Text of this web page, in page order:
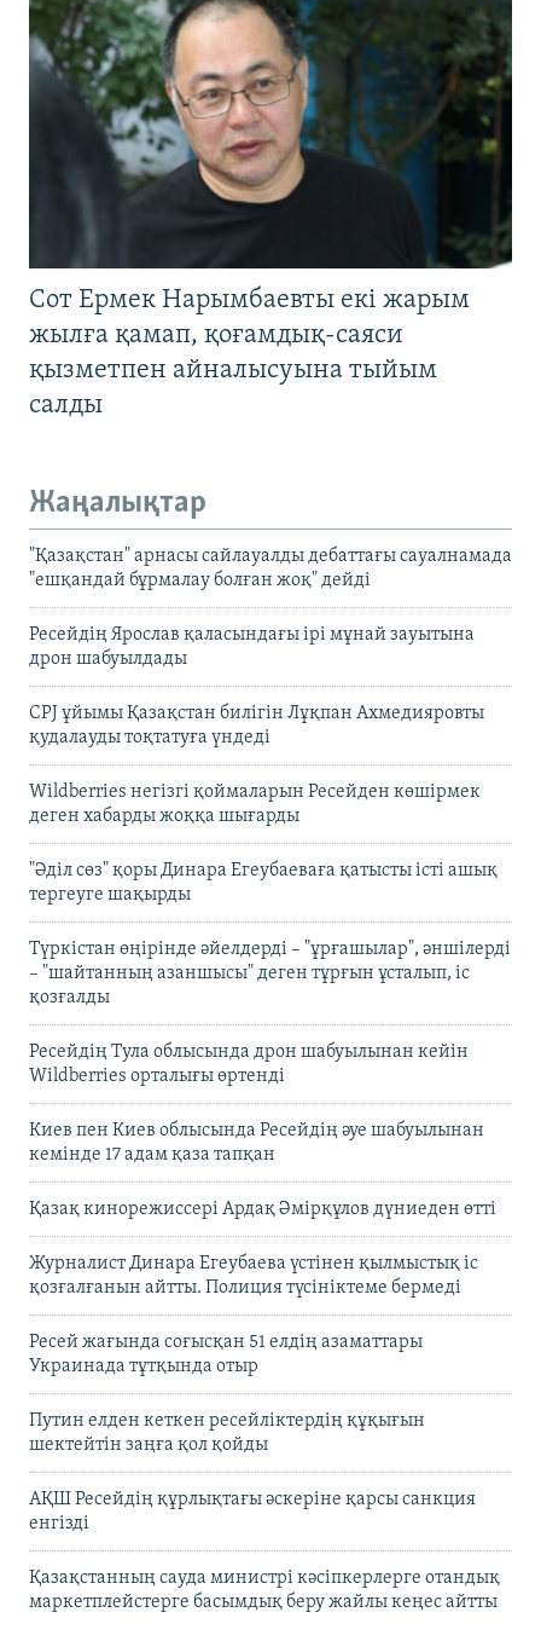
Сот Ермек Нарымбаевты екі жарым
жылға қамап, қоғамдық-саяси
қызметпен айналысуына тыйым
салды
Жаңалықтар
"Қазақстан" арнасы сайлауалды дебаттағы сауалнамада
"ешқандай бұрмалау болған жоқ" дейді
Ресейдің Ярослав қаласындағы ірі мұнай зауытына
дрон шабуылдады
CPJ ұйымы Қазақстан билігін Лұқпан Ахмедияровты
қудалауды тоқтатуға үндеді
Wildberries негізгі қоймаларын Ресейден көшірмек
деген хабарды жоққа шығарды
"Әділ сөз" қоры Динара Егеубаеваға қатысты істі ашық
тергеуге шақырды
Түркістан өңірінде әйелдерді – "ұрғашылар", әншілерді
– "шайтанның азаншысы" деген тұрғын ұсталып, іс
қозғалды
Ресейдің Тула облысында дрон шабуылынан кейін
Wildberries орталығы өртенді
Киев пен Киев облысында Ресейдің әуе шабуылынан
кемінде 17 адам қаза тапқан
Қазақ кинорежиссері Ардақ Әмірқұлов дүниеден өтті
Журналист Динара Егеубаева үстінен қылмыстық іс
қозғалғанын айтты. Полиция түсініктеме бермеді
Ресей жағында соғысқан 51 елдің азаматтары
Украинада тұтқында отыр
Путин елден кеткен ресейліктердің құқығын
шектейтін заңға қол қойды
АҚШ Ресейдің құрлықтағы әскеріне қарсы санкция
енгізді
Қазақстанның сауда министрі кәсіпкерлерге отандық
маркетплейстерге басымдық беру жайлы кеңес айтты